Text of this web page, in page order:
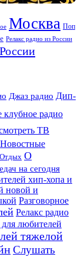
Москва Поп
Релакс радио из России
Джаз радио Дип-
радио
ТВ
Новостные
Отдых О
на сегодня
хип-хопа и
новой и
Разговорное
Релакс радио
любителей
тяжелой
Слушать